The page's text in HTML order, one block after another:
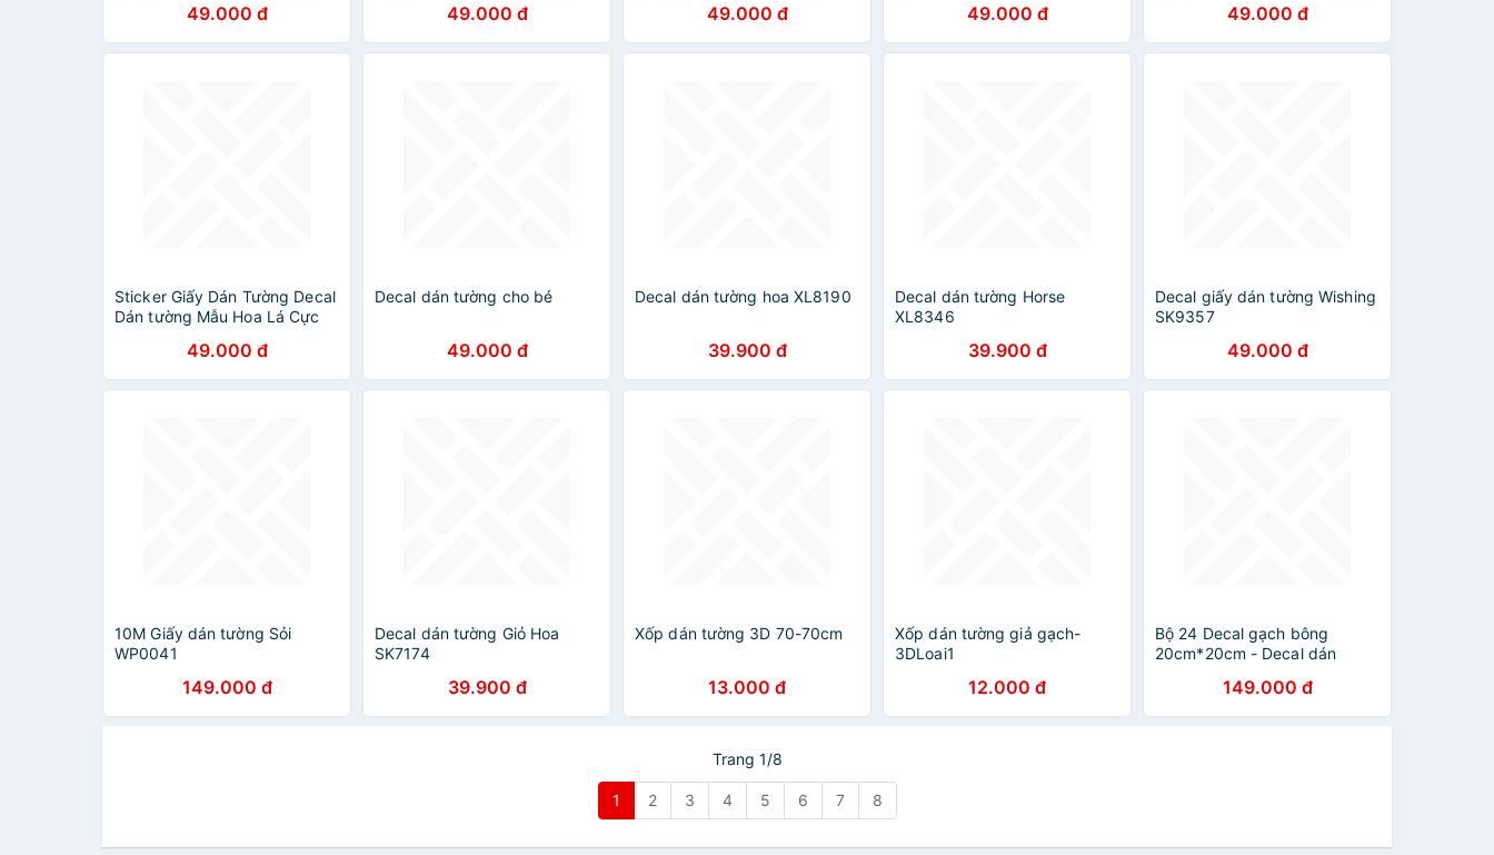
49.000 đ 49.000 đ 49.000 đ 49.000 đ 49.000 đ
Sticker Giấy Dán Tường Decal
Dán tường Mẫu Hoa Lá Cực
49.000 đ
Decal dán tường cho bé
49.000 đ
Decal dán tường hoa XL8190
39.900 đ
Decal dán tường Horse
XL8346
39.900 đ
Decal giấy dán tường Wishing
SK9357
49.000 đ
10M Giấy dán tường Sỏi
WP0041
149.000 đ
Decal dán tường Giỏ Hoa
SK7174
39.900 đ
Xốp dán tường 3D 70-70cm
13.000 đ
Xốp dán tường giả gạch-
3DLoai1
12.000 đ
Bộ 24 Decal gạch bông
20cm*20cm - Decal dán
Giấy dán tường149.000 đ
Trang 1/8
1 2 3 4 5 6 7 8